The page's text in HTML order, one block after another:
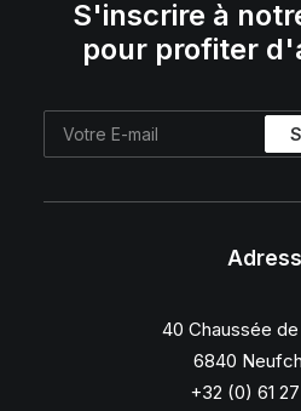
S'inscrire à
pour profiter
40 Chaussée
6840
+32 (0) 61